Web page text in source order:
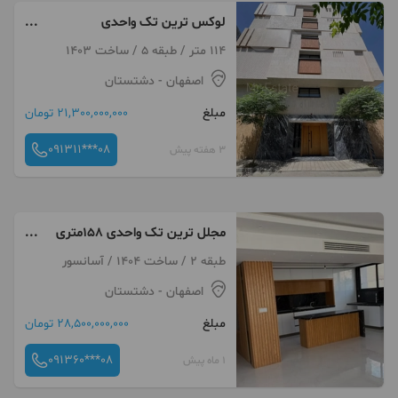
لوکس ترین تک واحدی
*با*۴۰متربهار خواب اختصاصی
114 متر / طبقه 5 / ساخت 1403
اصفهان - دشتستان
مبلغ
21,300,000,000 تومان
3 هفته پیش 091311***08
مجلل ترین تک واحدی ۱۵۸متری
۳خواب مستر
طبقه 2 / ساخت 1404 / آسانسور
اصفهان - دشتستان
مبلغ
28,500,000,000 تومان
1 ماه پیش 091360***08